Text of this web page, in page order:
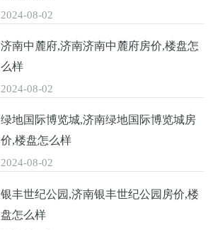
2024-08-02
济南中麓府,济南济南中麓府房价,楼盘怎
么样
2024-08-02
绿地国际博览城,济南绿地国际博览城房
价,楼盘怎么样
2024-08-02
银丰世纪公园,济南银丰世纪公园房价,楼
盘怎么样